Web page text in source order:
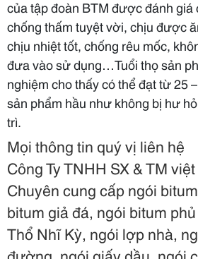
của tập đoàn BTM được đánh giá
chống thấm tuyệt vời, chịu được
chịu nhiệt tốt, chống rêu mốc,
đưa vào sử dụng…Tuổi thọ sản
nghiệm cho thấy có thể đạt từ 25
sản phẩm hầu như không bị hư
trì.
Mọi thông tin quý vị liên hệ
Công Ty TNHH SX & TM
Chuyên cung cấp ngói
bitum giả đá, ngói bitum
Thổ Nhĩ Kỳ, ngói lợp nhà,